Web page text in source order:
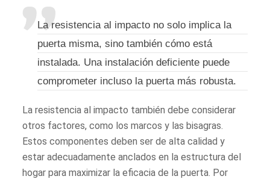
La resistencia al impacto no solo implica la
puerta misma, sino también cómo está
instalada. Una instalación deficiente puede
comprometer incluso la puerta más robusta.
La resistencia al impacto también debe considerar
otros factores, como los marcos y las bisagras.
Estos componentes deben ser de alta calidad y
estar adecuadamente anclados en la estructura del
hogar para maximizar la eficacia de la puerta. Por